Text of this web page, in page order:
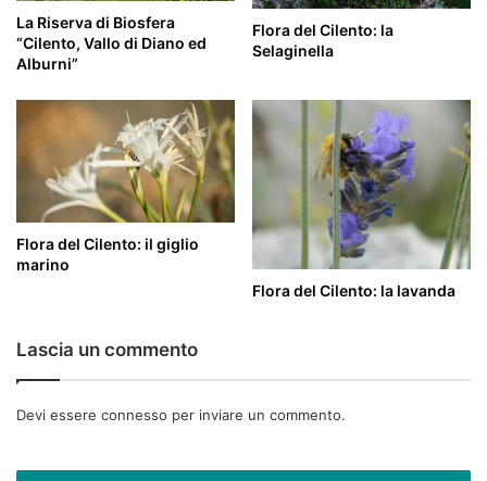
La Riserva di Biosfera
“Cilento, Vallo di Diano ed
Alburni”
Flora del Cilento: la
Selaginella
Flora del Cilento: il giglio
marino
Flora del Cilento: la lavanda
Lascia un commento
Devi essere connesso per inviare un commento.